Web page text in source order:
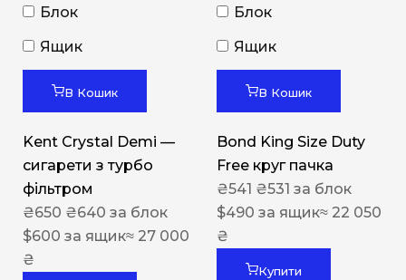
Блок
Ящик
В Кошик
Kent Crystal Demi —
сигарети з турбо
фільтром
₴650 ₴640 за блок
$600 за ящик≈ 27 000
₴
Блок
Ящик
В Кошик
Bond King Size Duty
Free круг пачка
₴541 ₴531 за блок
$490 за ящик≈ 22 050
₴
Купити